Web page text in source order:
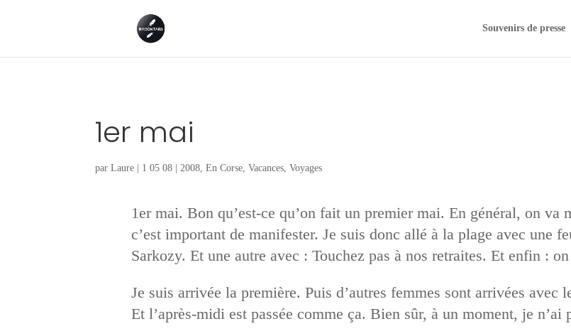
Souvenirs de presse
1er mai
parLaure | 1 05 08 | 2008 ,En Corse ,Vacances ,Voyages
1er mai. Bon qu’est-ce qu’on fait un premier mai. En général, on va
c’est important de manifester. Je suis donc allé à la plage avec une
Sarkozy. Et une autre avec : Touchez pas à nos retraites. Et enfin :
Je suis arrivée la première. Puis d’autres femmes sont arrivées
Et l’après-midi est passée comme ça. Bien sûr, à un moment, je n’ai